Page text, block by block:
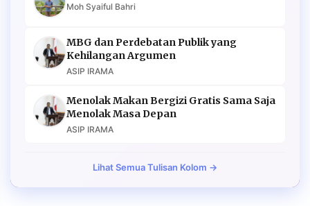
Moh Syaiful Bahri
MBG dan Perdebatan Publik yang
Kehilangan Argumen
ASIP IRAMA
Menolak Makan Bergizi Gratis Sama Saja
Menolak Masa Depan
ASIP IRAMA
Lihat Semua Tulisan Kolom →